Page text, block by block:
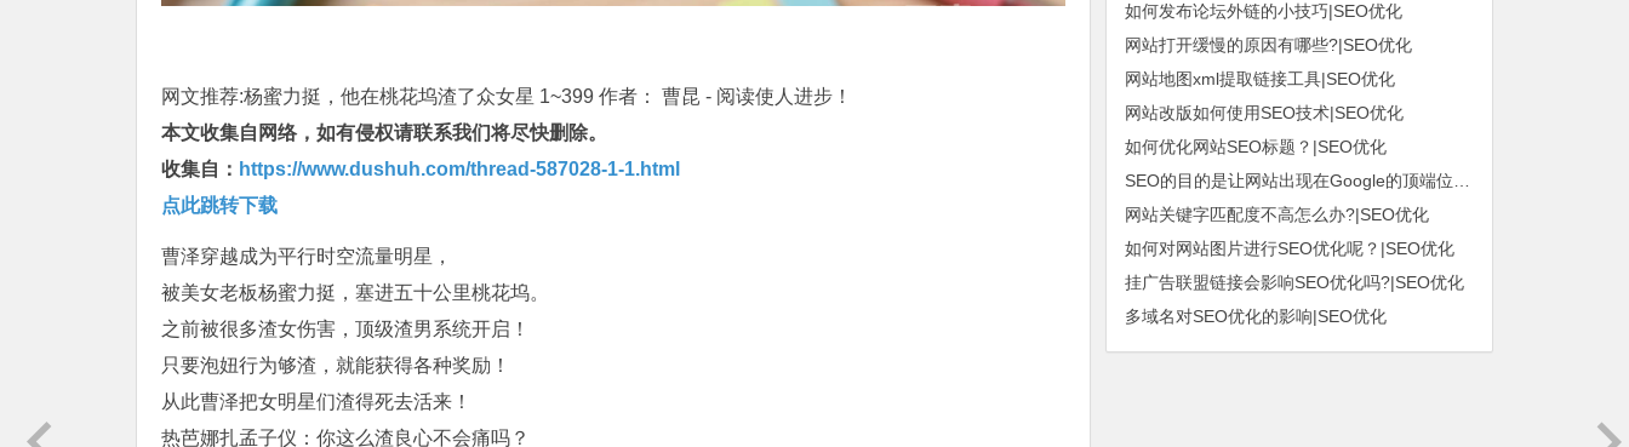
网文推荐:杨蜜力挺，他在桃花坞渣了众女星 1~399 作者： 曹昆 - 阅读使人进步！
本文收集自网络，如有侵权请联系我们将尽快删除。
收集自： https://www.dushuh.com/thread-587028-1-1.html
点此跳转下载
曹泽穿越成为平行时空流量明星，
被美女老板杨蜜力挺，塞进五十公里桃花坞。
之前被很多渣女伤害，顶级渣男系统开启！
只要泡妞行为够渣，就能获得各种奖励！
从此曹泽把女明星们渣得死去活来！
热芭娜扎孟子仪：你这么渣良心不会痛吗？
如何发布论坛外链的小技巧|SEO优化
网站打开缓慢的原因有哪些?|SEO优化
网站地图xml提取链接工具|SEO优化
网站改版如何使用SEO技术|SEO优化
如何优化网站SEO标题？|SEO优化
网站关键字匹配度不高怎么办?|SEO优化
如何对网站图片进行SEO优化呢？|SEO优化
挂广告联盟链接会影响SEO优化吗?|SEO优化
多域名对SEO优化的影响|SEO优化